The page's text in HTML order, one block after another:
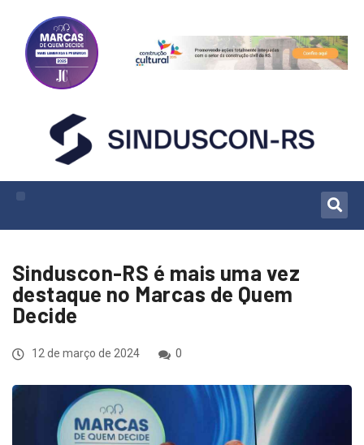
Sinduscon-RS é mais uma vez
destaque no Marcas de Quem
Decide
12 de março de 2024 0